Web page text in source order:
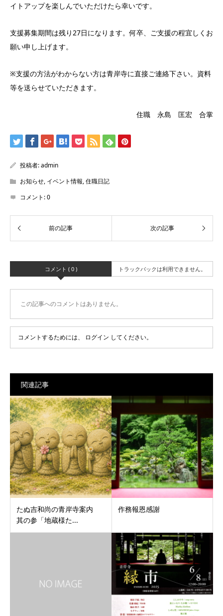
イトアップを楽しんでいただけたら幸いです。
支援募集期間は残り27日になります。何卒、ご支援の程宜しくお
願い申し上げます。
※支援の方法がわからない方は青岸寺に直接ご連絡下さい。資料
等を送らせていただきます。
住職 永島 匡宏 合掌
投稿者:admin
お知らせ, イベント情報,住職日記
コメント:0
コメント ( 0 ) トラックバックは利用できません。
この記事へのコメントはありません。
コメントするためには、 ログイン してください。
関連記事
たぬ吉和尚の青岸寺案内
其の参「地蔵様た...
作務報恩感謝